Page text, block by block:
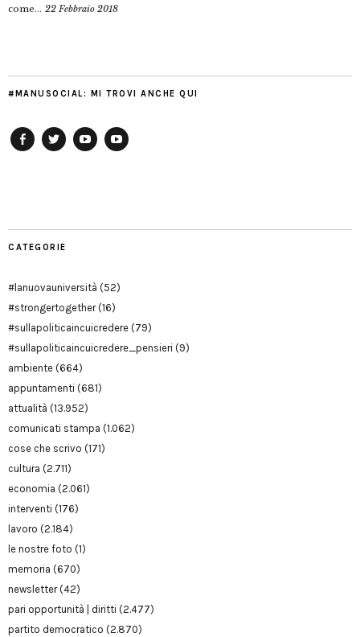
come... 22 Febbraio 2018
#MANUSOCIAL: MI TROVI ANCHE QUI
CATEGORIE
#lanuovauniversità (52)
#strongertogether(16)
#sullapoliticaincuicredere (79)
#sullapoliticaincuicredere_pensieri (9)
ambiente (664)
appuntamenti (681)
attualità (13.952)
comunicati stampa (1.062)
cose che scrivo (171)
cultura (2.711)
economia (2.061)
interventi (176)
lavoro (2.184)
le nostre foto (1)
memoria (670)
newsletter(42)
pari opportunità | diritti (2.477)
partito democratico (2.870)